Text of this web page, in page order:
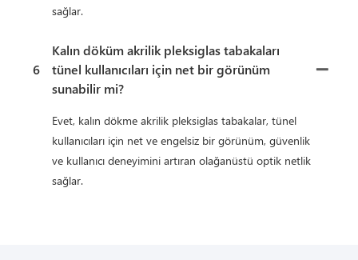
sağlar.
6
Kalın döküm akrilik pleksiglas tabakaları
tünel kullanıcıları için net bir görünüm
sunabilir mi?
Evet, kalın dökme akrilik pleksiglas tabakalar, tünel
kullanıcıları için net ve engelsiz bir görünüm, güvenlik
ve kullanıcı deneyimini artıran olağanüstü optik netlik
sağlar.